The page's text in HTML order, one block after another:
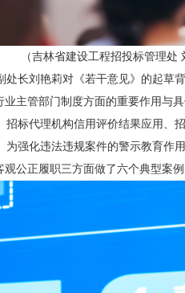
（吉林省建设工程招投标管理处
刘艳莉对《若干意见》的起草
业主管部门制度方面的重要作用与
标代理机构信用评价结果应用、
强化违法违规案件的警示教育作
观公正履职三方面做了六个典型案